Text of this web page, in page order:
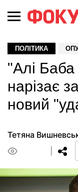
ПОЛІТИКА
"Алі Баба
нарізає
новий
Тетяна